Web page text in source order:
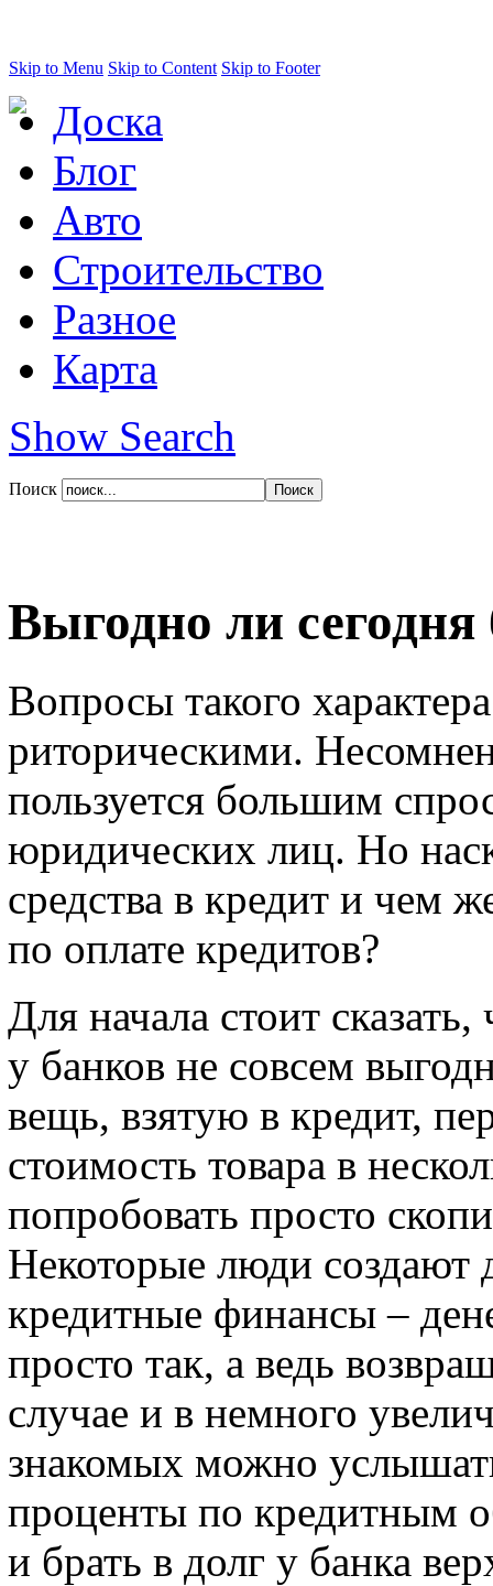
Skip to Menu Skip to Content Skip to Footer
Доска
Блог
Авто
Строительство
Разное
Карта
Show Search
Поиск
Выгодно ли сегодня
Вопросы такого
риторическими.
пользуется большим
юридических лиц. Но
средства в кредит и чем
по оплате кредитов?
Для начала стоит
у банков не совсем
вещь, взятую в кредит,
стоимость товара в
попробовать просто
Некоторые люди создают
кредитные финансы –
просто так, а ведь
случае и в немного
знакомых можно
проценты по кредитным
и брать в долг у банка